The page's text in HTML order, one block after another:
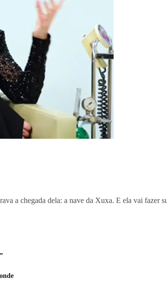
a chegada dela: a nave da Xuxa. E ela vai